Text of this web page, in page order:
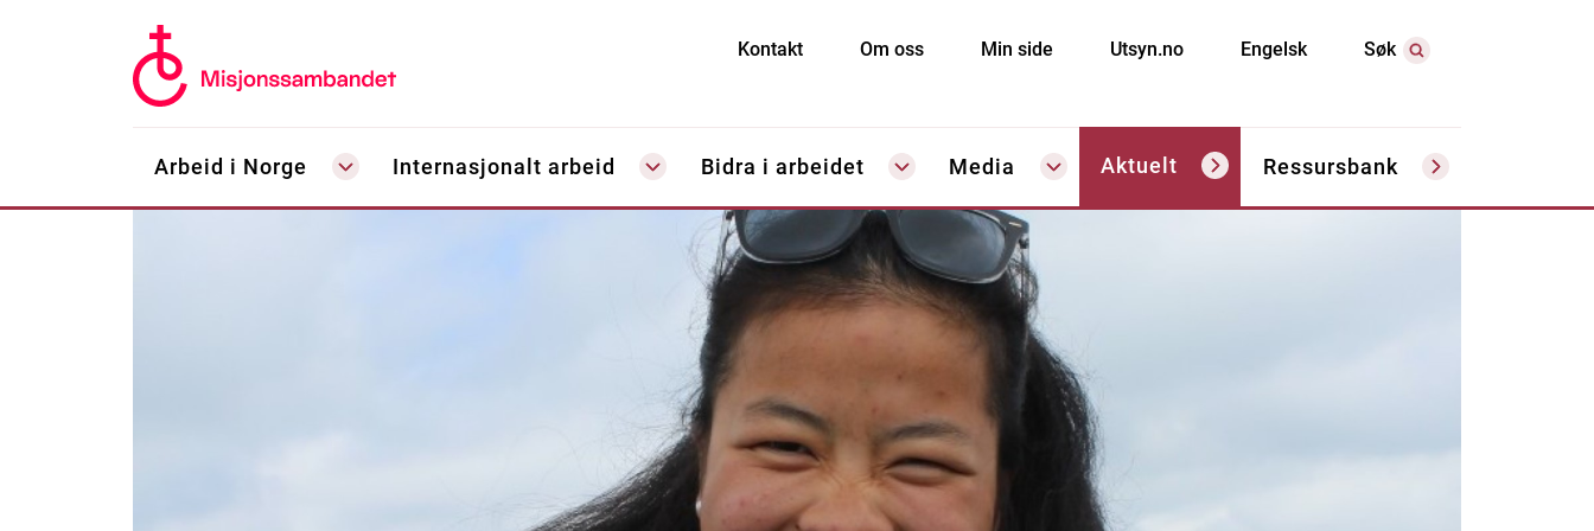
Kontakt Om oss Min side Utsyn.no Engelsk Søk
Arbeid i Norge Internasjonalt arbeid Bidra i arbeidet Media Aktuelt Ressursbank